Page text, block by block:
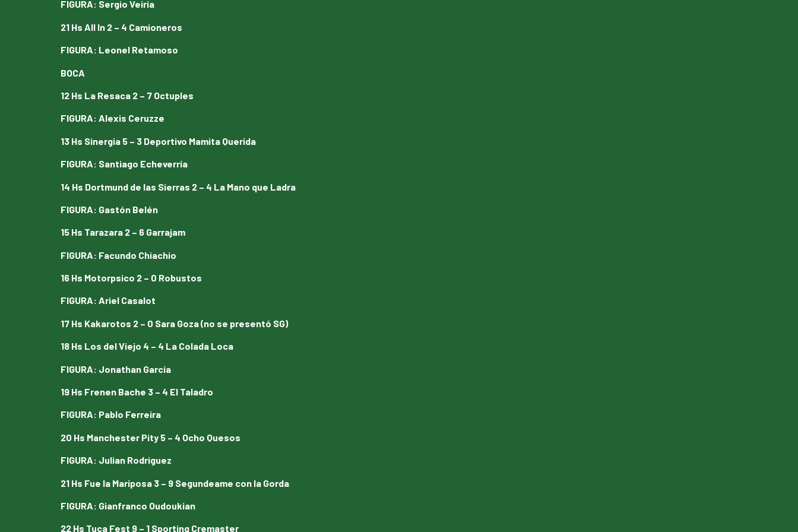
FIGURA: Sergio Veiria
21 Hs All In 2 – 4 Camioneros
FIGURA: Leonel Retamoso
BOCA
12 Hs La Resaca 2 – 7 Octuples
FIGURA: Alexis Ceruzze
13 Hs Sinergia 5 – 3 Deportivo Mamita Querida
FIGURA: Santiago Echeverría
14 Hs Dortmund de las Sierras 2 – 4 La Mano que Ladra
FIGURA: Gastón Belén
15 Hs Tarazara 2 – 6 Garrajam
FIGURA: Facundo Chiachio
16 Hs Motorpsico 2 – 0 Robustos
FIGURA: Ariel Casalot
17 Hs Kakarotos 2 – 0 Sara Goza (no se presentó SG)
18 Hs Los del Viejo 4 – 4 La Colada Loca
FIGURA: Jonathan García
19 Hs Frenen Bache 3 – 4 El Taladro
FIGURA: Pablo Ferreira
20 Hs Manchester Pity 5 – 4 Ocho Quesos
FIGURA: Julian Rodriguez
21 Hs Fue la Mariposa 3 – 9 Segundeame con la Gorda
FIGURA: Gianfranco Oudoukian
22 Hs Tuca Fest 9 – 1 Sporting Cremaster